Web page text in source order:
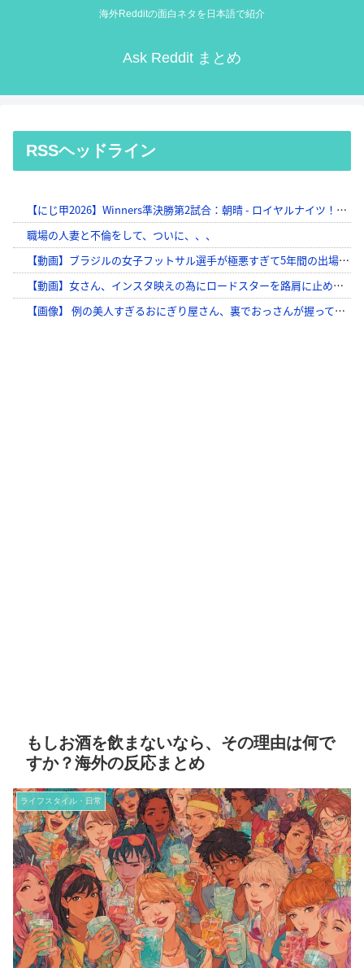
海外Redditの面白ネタを日本語で紹介
Ask Reddit まとめ
RSSヘッドライン
もしお酒を飲まないなら、その理由は何で
すか？海外の反応まとめ
ライフスタイル・日常